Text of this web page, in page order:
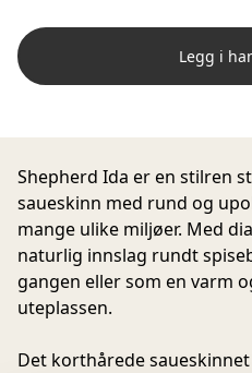
Legg i
Shepherd Ida er en stilren
saueskinn med rund og
mange ulike miljøer. Med
naturlig innslag rundt
gangen eller som en varm
uteplassen.
Det korthårede